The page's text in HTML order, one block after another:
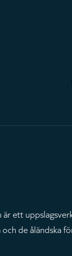
ett
de åländska